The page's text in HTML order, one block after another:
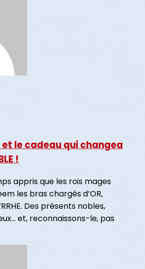
le cadeau qui changea
!
appris que les rois mages
les bras chargés d’OR,
Des présents nobles,
et, reconnaissons-le, pas